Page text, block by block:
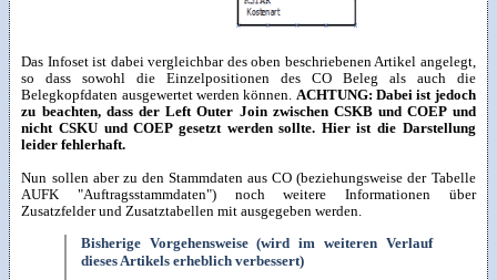
Das Infoset ist dabei vergleichbar des oben beschriebenen Artikel angelegt,
so dass sowohl die Einzelpositionen des CO Beleg als auch die
Belegkopfdaten ausgewertet werden können. ACHTUNG: Dabei ist jedoch
zu beachten, dass der Left Outer Join zwischen CSKB und COEP und
nicht CSKU und COEP gesetzt werden sollte. Hier ist die Darstellung
leider fehlerhaft.
Nun sollen aber zu den Stammdaten aus CO (beziehungsweise der Tabelle
AUFK "Auftragsstammdaten") noch weitere Informationen über
Zusatzfelder und Zusatztabellen mit ausgegeben werden.
Bisherige Vorgehensweise (wird im weiteren Verlauf
dieses Artikels erheblich verbessert)